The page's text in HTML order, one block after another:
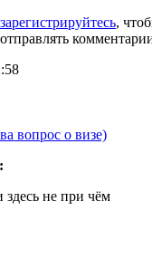
зарегистрируйтесь,
вопрос о визе)
здесь не при чём